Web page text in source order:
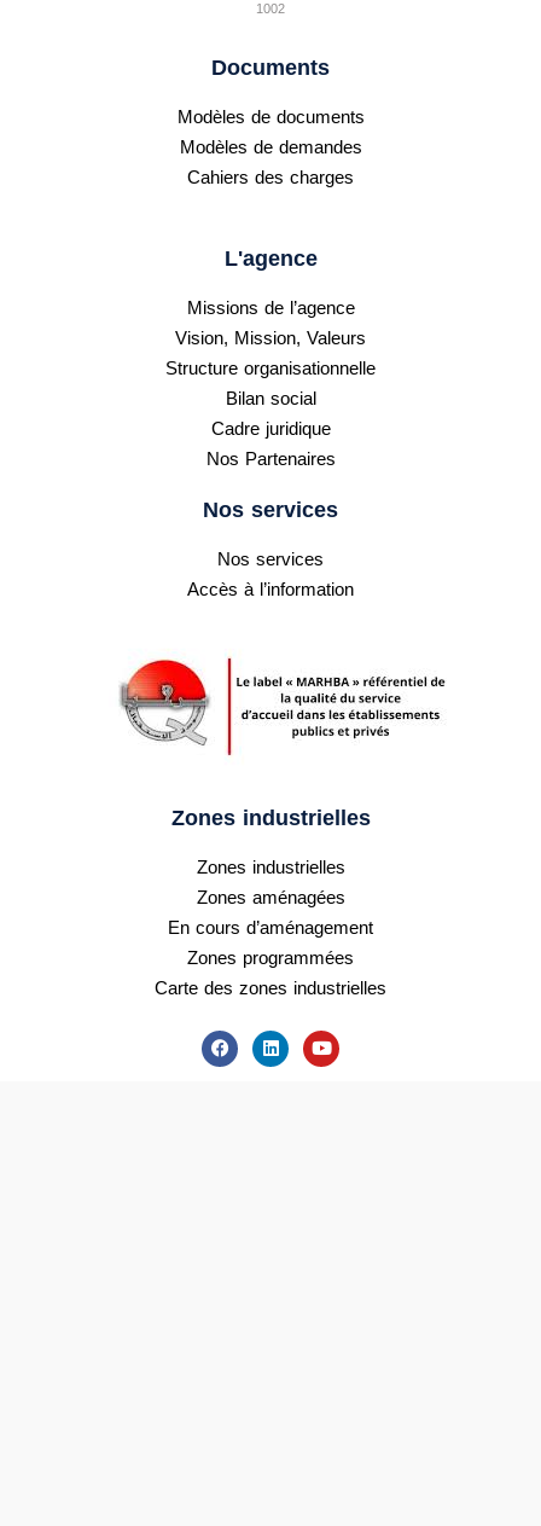
Zones industrielles
Zones industrielles
Zones aménagées
En cours d’aménagement
Zones programmées
Carte des zones industrielles
Nos services
Nos services
Accès à l’information
L'agence
Missions de l’agence
Vision, Mission, Valeurs
Structure organisationnelle
Bilan social
Cadre juridique
Nos Partenaires
Documents
Modèles de documents
Modèles de demandes
Cahiers des charges
1002